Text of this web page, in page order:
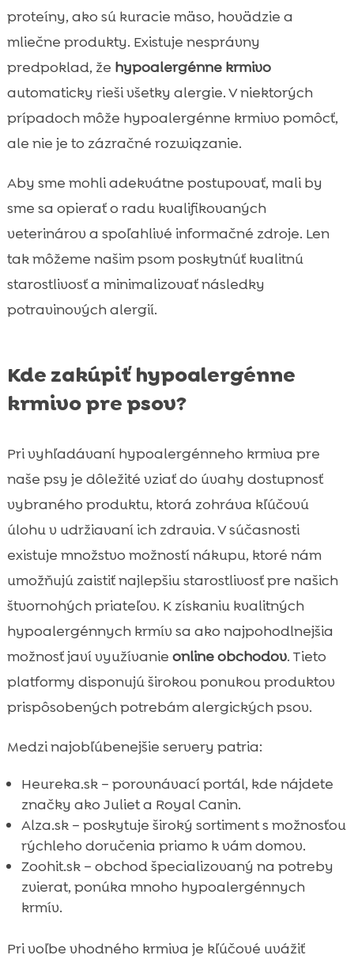
proteíny, ako sú kuracie mäso, hovädzie a
mliečne produkty. Existuje nesprávny
predpoklad, že hypoalergénne krmivo
automaticky rieši všetky alergie. V niektorých
prípadoch môže hypoalergénne krmivo pomôcť,
ale nie je to zázračné rozwiązanie.
Aby sme mohli adekvátne postupovať, mali by
sme sa opierať o radu kvalifikovaných
veterinárov a spoľahlivé informačné zdroje. Len
tak môžeme našim psom poskytnúť kvalitnú
starostlivosť a minimalizovať následky
potravinových alergií.
Kde zakúpiť hypoalergénne
krmivo pre psov?
Pri vyhľadávaní hypoalergénneho krmiva pre
naše psy je dôležité vziať do úvahy dostupnosť
vybraného produktu, ktorá zohráva kľúčovú
úlohu v udržiavaní ich zdravia. V súčasnosti
existuje množstvo možností nákupu, ktoré nám
umožňujú zaistiť najlepšiu starostlivosť pre našich
štvornohých priateľov. K získaniu kvalitných
hypoalergénnych krmív sa ako najpohodlnejšia
možnosť javí využívanie online obchodov. Tieto
platformy disponujú širokou ponukou produktov
prispôsobených potrebám alergických psov.
Medzi najobľúbenejšie servery patria:
Heureka.sk – porovnávací portál, kde nájdete
značky ako Juliet a Royal Canin.
Alza.sk – poskytuje široký sortiment s možnosťou
rýchleho doručenia priamo k vám domov.
Zoohit.sk – obchod špecializovaný na potreby
zvierat, ponúka mnoho hypoalergénnych
krmív.
Pri voľbe vhodného krmiva je kľúčové uvážiť